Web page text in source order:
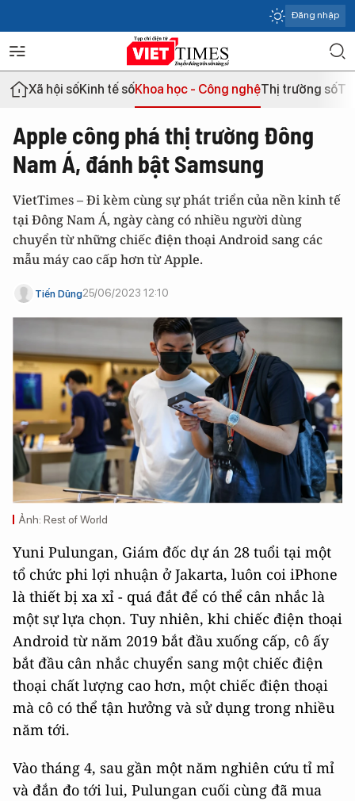
Đăng nhập
Xã hội sốKinh tế sốKhoa học - Công nghệThị trường số
Apple công phá thị trường Đông
Nam Á, đánh bật Samsung
VietTimes – Đi kèm cùng sự phát triển của nền kinh tế
tại Đông Nam Á, ngày càng có nhiều người dùng
chuyển từ những chiếc điện thoại Android sang các
mẫu máy cao cấp hơn từ Apple.
Tiến Dũng25/06/2023 12:10
Ảnh: Rest of World
Yuni Pulungan, Giám đốc dự án 28 tuổi tại một
tổ chức phi lợi nhuận ở Jakarta, luôn coi iPhone
là thiết bị xa xỉ - quá đắt để có thể cân nhắc là
một sự lựa chọn. Tuy nhiên, khi chiếc điện thoại
Android từ năm 2019 bắt đầu xuống cấp, cô ấy
bắt đầu cân nhắc chuyển sang một chiếc điện
thoại chất lượng cao hơn, một chiếc điện thoại
mà cô có thể tận hưởng và sử dụng trong nhiều
năm tới.
Vào tháng 4, sau gần một năm nghiên cứu tỉ mỉ
và đắn đo tới lui, Pulungan cuối cùng đã mua